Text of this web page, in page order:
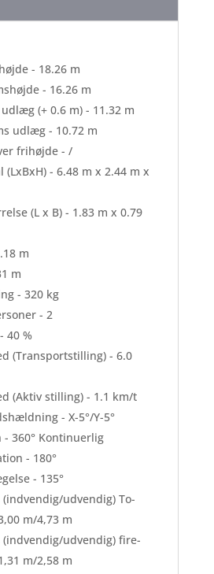
- 18.26 m
- 16.26 m
(+ 0.6 m) - 11.32 m
udlæg - 10.72 m
frihøjde - /
(LxBxH) - 6.48 m x 2.44 m x
(L x B) - 1.83 m x 0.79
m
m
- 320 kg
- 2
40 %
(Transportstilling) - 6.0
(Aktiv stilling) - 1.1 km/t
- X-5°/Y-5°
360° Kontinuerlig
- 180°
- 135°
udvendig) To-
m/4,73 m
udvendig) fire-
m/2,58 m